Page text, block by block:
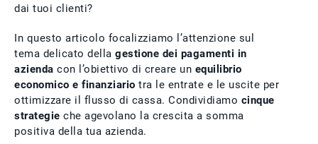
dai tuoi clienti?
In questo articolo focalizziamo l’attenzione sul
tema delicato della gestione dei pagamenti in
azienda con l’obiettivo di creare un equilibrio
economico e finanziario tra le entrate e le uscite per
ottimizzare il flusso di cassa. Condividiamo cinque
strategie che agevolano la crescita a somma
positiva della tua azienda.